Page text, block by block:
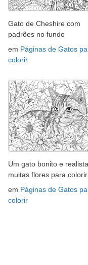
Gato de Cheshire com
padrões no fundo
em Páginas de Gatos
colorir
Um gato bonito e
muitas flores para colorir.
em Páginas de Gatos
colorir